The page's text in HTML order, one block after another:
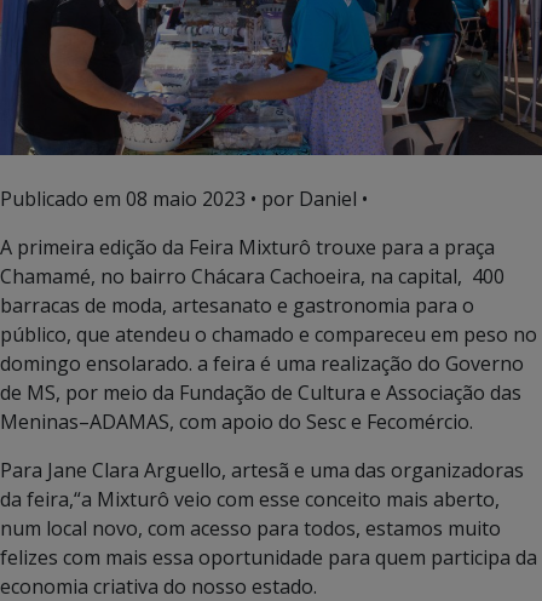
Publicado em 08 maio 2023 • por Daniel •
A primeira edição da Feira Mixturô trouxe para a praça
Chamamé, no bairro Chácara Cachoeira, na capital, 400
barracas de moda, artesanato e gastronomia para o
público, que atendeu o chamado e compareceu em peso no
domingo ensolarado. a feira é uma realização do Governo
de MS, por meio da Fundação de Cultura e Associação das
Meninas–ADAMAS, com apoio do Sesc e Fecomércio.
Para Jane Clara Arguello, artesã e uma das organizadoras
da feira,“a Mixturô veio com esse conceito mais aberto,
num local novo, com acesso para todos, estamos muito
felizes com mais essa oportunidade para quem participa da
economia criativa do nosso estado.